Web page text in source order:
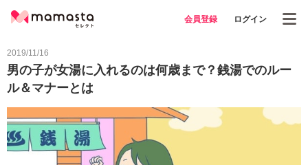
会員登録 ログイン
2019/11/16
男の子が女湯に入れるのは何歳まで？銭湯でのルー
ル＆マナーとは